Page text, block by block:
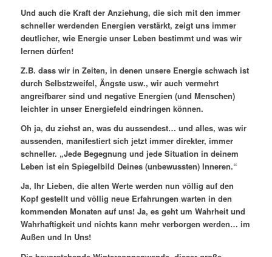
Und auch die Kraft der Anziehung, die sich mit den immer
schneller werdenden Energien verstärkt, zeigt uns immer
deutlicher, wie Energie unser Leben bestimmt und was wir
lernen dürfen!
Z.B. dass wir in Zeiten, in denen unsere Energie schwach ist
durch Selbstzweifel, Ängste usw., wir auch vermehrt
angreifbarer sind und negative Energien (und Menschen)
leichter in unser Energiefeld eindringen können.
Oh ja, du ziehst an, was du aussendest… und alles, was wir
aussenden, manifestiert sich jetzt immer direkter, immer
schneller. „Jede Begegnung und jede Situation in deinem
Leben ist ein Spiegelbild Deines (unbewussten) Inneren.“
Ja, Ihr Lieben, die alten Werte werden nun völlig auf den
Kopf gestellt und völlig neue Erfahrungen warten in den
kommenden Monaten auf uns! Ja, es geht um Wahrheit und
Wahrhaftigkeit und nichts kann mehr verborgen werden… im
Außen und In Uns!